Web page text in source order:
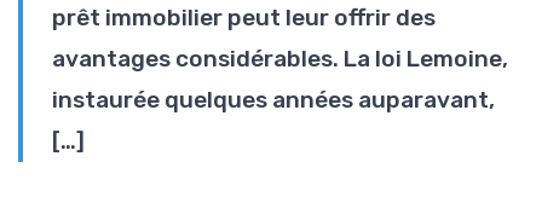
prêt immobilier peut leur offrir des
avantages considérables. La loi Lemoine,
instaurée quelques années auparavant,
[…]